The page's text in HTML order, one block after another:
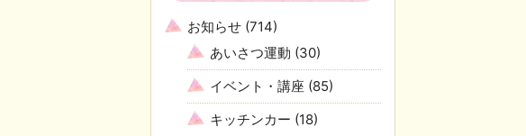
お知らせ (714)
あいさつ運動 (30)
イベント・講座 (85)
キッチンカー (18)